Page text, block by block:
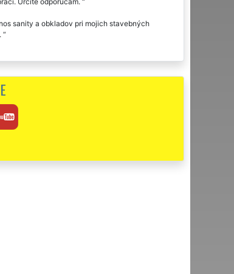
sanity a obkladov pri mojich stavebných